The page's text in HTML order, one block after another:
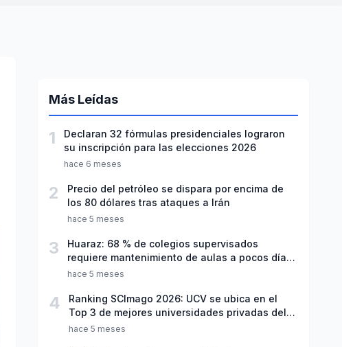
Más Leídas
1
Declaran 32 fórmulas presidenciales lograron
su inscripción para las elecciones 2026
hace 6 meses
2
Precio del petróleo se dispara por encima de
los 80 dólares tras ataques a Irán
hace 5 meses
3
Huaraz: 68 % de colegios supervisados
requiere mantenimiento de aulas a pocos días
de inicio del año escolar 2026
hace 5 meses
4
Ranking SCImago 2026: UCV se ubica en el
Top 3 de mejores universidades privadas del
Perú
hace 5 meses